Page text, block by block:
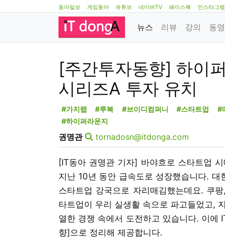
동아일보 게임동아 유튜브 네이버TV 페이스북 인스타그램
뉴스 리뷰 강의 동
[주간투자동향] 하이
시리즈A 투자 유치
#가지랩 #루북 #브이디컴퍼니 #스타트업 #
#하이퍼라운지
권명관 tornadosn@itdonga.com
[IT동아 권명관 기자] 바야흐로 스타트업
지난 10년 동안 급속도로 성장했습니다.
스타트업 강국으로 자리매김했는데요. 쿠
타트업이 우리 실생활 속으로 파고들었고,
열한 경쟁 속에서 도전하고 있습니다. 이에
향]으로 정리해 제공합니다.